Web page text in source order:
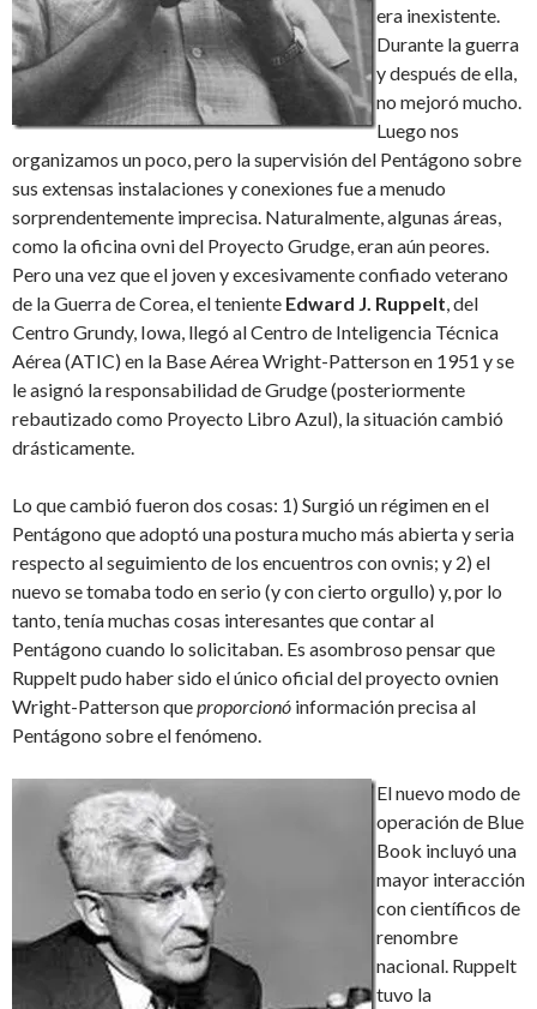
era inexistente.
Durante la guerra
y después de ella,
no mejoró mucho.
Luego nos
organizamos un poco, pero la supervisión del Pentágono sobre
sus extensas instalaciones y conexiones fue a menudo
sorprendentemente imprecisa. Naturalmente, algunas áreas,
como la oficina ovni del Proyecto Grudge, eran aún peores.
Pero una vez que el joven y excesivamente confiado veterano
de la Guerra de Corea, el teniente Edward J. Ruppelt, del
Centro Grundy, Iowa, llegó al Centro de Inteligencia Técnica
Aérea (ATIC) en la Base Aérea Wright-Patterson en 1951 y se
le asignó la responsabilidad de Grudge (posteriormente
rebautizado como Proyecto Libro Azul), la situación cambió
drásticamente.
Lo que cambió fueron dos cosas: 1) Surgió un régimen en el
Pentágono que adoptó una postura mucho más abierta y seria
respecto al seguimiento de los encuentros con ovnis; y 2) el
nuevo se tomaba todo en serio (y con cierto orgullo) y, por lo
tanto, tenía muchas cosas interesantes que contar al
Pentágono cuando lo solicitaban. Es asombroso pensar que
Ruppelt pudo haber sido el único oficial del proyecto ovnien
Wright-Patterson queproporcionó información precisa al
Pentágono sobre el fenómeno.
El nuevo modo de
operación de Blue
Book incluyó una
mayor interacción
con científicos de
renombre
nacional. Ruppelt
tuvo la